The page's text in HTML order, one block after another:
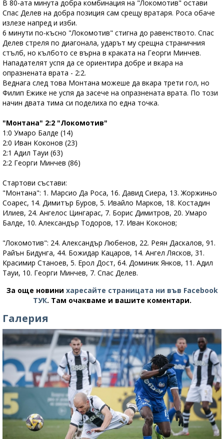
В 80-ата минута добра комбинация на "Локомотив" остави
Спас Делев на добра позиция сам срещу вратаря. Роса обаче
излезе напред и изби.
6 минути по-късно "Локомотив" стигна до равенството. Спас
Делев стреля по диагонала, ударът му срещна страничния
стълб, но кълбото се върна в краката на Георги Минчев.
Нападателят успя да се ориентира добре и вкара на
опразнената врата - 2:2.
Веднага след това Монтана можеше да вкара трети гол, но
Филип Ежике не успя да засече на опразнената врата. По този
начин двата тима си поделиха по една точка.
"Монтана" 2:2 "Локомотив"
1:0 Умаро Балде (14)
2:0 Иван Коконов (23)
2:1 Адил Тауи (63)
2:2 Георги Минчев (86)
Стартови състави:
"Монтана": 1. Марсио Да Роса, 16. Давид Сиера, 13. Жоржиньо
Соарес, 14. Димитър Буров, 5. Ивайло Марков, 18. Костадин
Илиев, 24. Ангелос Цингарас, 7. Борис Димитров, 20. Умаро
Балде, 10. Александър Тодоров, 17. Иван Коконов;
"Локомотив": 24. Александър Любенов, 22. Реян Даскалов, 91.
Райън Бидунга, 44. Божидар Кацаров, 14. Ангел Лясков, 31.
Красимир Станоев, 5. Ерол Дост, 64. Доминик Янков, 11. Адил
Тауи, 10. Георги Минчев, 7. Спас Делев.
За още новини харесайте страницата ни във Facebook
ТУК. Там очакваме и вашите коментари.
Галерия